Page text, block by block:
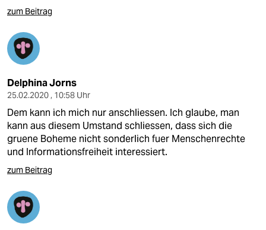
zum Beitrag
Delphina Jorns
25.02.2020 , 10:58 Uhr
Dem kann ich mich nur anschliessen. Ich glaube, man
kann aus diesem Umstand schliessen, dass sich die
gruene Boheme nicht sonderlich fuer Menschenrechte
und Informationsfreiheit interessiert.
zum Beitrag